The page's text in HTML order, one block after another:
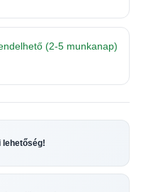
(2-5 munkanap)
lehetőség!